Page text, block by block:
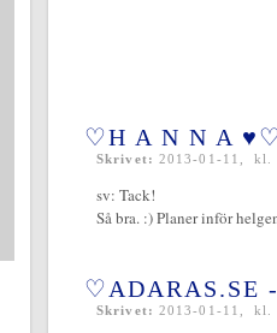
♡H A N N A ♥♡
Skrivet: 2013-01-11, kl.
sv: Tack!
Så bra. :) Planer inför
♡ADARAS.SE
Skrivet: 2013-01-11, kl.